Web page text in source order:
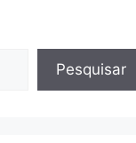
Pesquisar